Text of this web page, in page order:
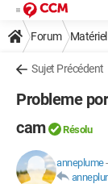
Forum
Sujet Précédent
Probleme
cam
Résolu
anneplume-